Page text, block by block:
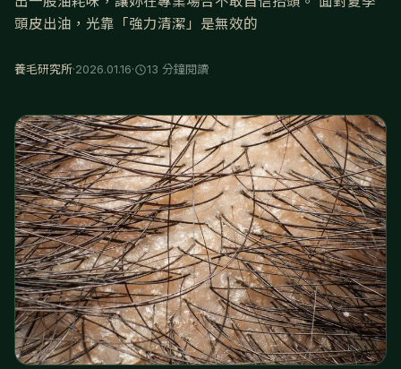
頭皮出油，光靠「強力清潔」是無效的
養毛研究所·2026.01.16· 13 分鐘閱讀